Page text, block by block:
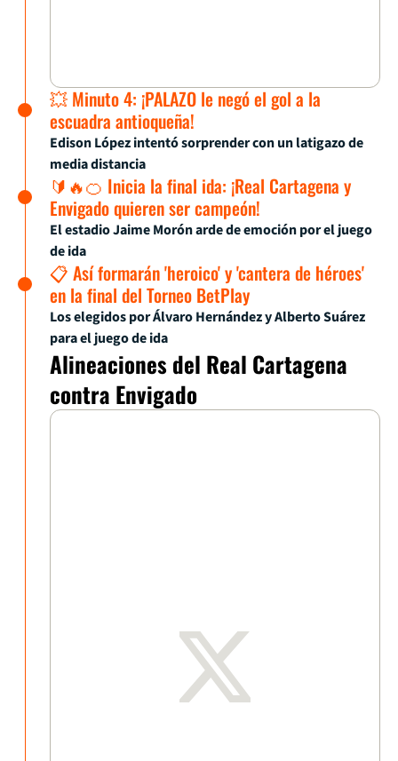
💥 Minuto 4: ¡PALAZO le negó el gol a la
escuadra antioqueña!
Edison López intentó sorprender con un latigazo de
media distancia
🔰🔥🍊 Inicia la final ida: ¡Real Cartagena y
Envigado quieren ser campeón!
El estadio Jaime Morón arde de emoción por el juego
de ida
📋 Así formarán 'heroico' y 'cantera de héroes'
en la final del Torneo BetPlay
Los elegidos por Álvaro Hernández y Alberto Suárez
para el juego de ida
Alineaciones del Real Cartagena
contra Envigado